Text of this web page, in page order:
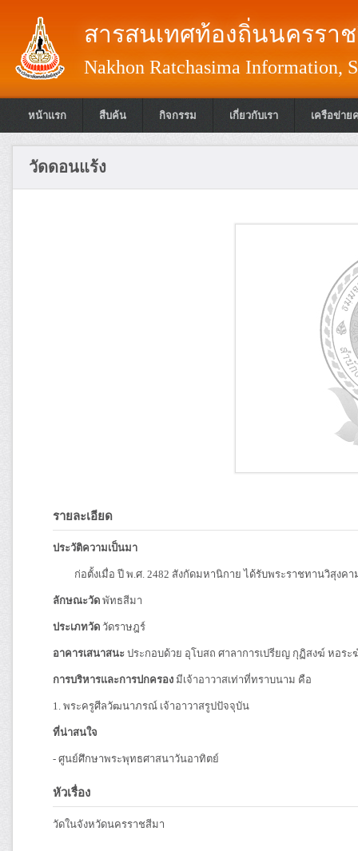
สารสนเทศท้องถิ่นนครรา
Nakhon Ratchasima Information,
หน้าแรก สืบค้น กิจกรรม เกี่ยวกับเรา เครือข่าย
วัดดอนแร้ง
รายละเอียด
ประวัติความเป็นมา
ก่อตั้งเมื่อ ปี พ.ศ. 2482 สังกัดมหานิกาย ได้รับพระราชทานวิสุงคา
ลักษณะวัด พัทธสีมา
ประเภทวัด วัดราษฎร์
อาคารเสนาสนะ ประกอบด้วย อุโบสถ ศาลาการเปรียญ กุฏิสงฆ์ หอร
การบริหารและการปกครอง มีเจ้าอาวาสเท่าที่ทราบนาม คือ
1. พระครูศีลวัฒนาภรณ์ เจ้าอาวาสรูปปัจจุบัน
ที่น่าสนใจ
- ศูนย์ศึกษาพระพุทธศาสนาวันอาทิตย์
หัวเรื่อง
วัดในจังหวัดนครราชสีมา